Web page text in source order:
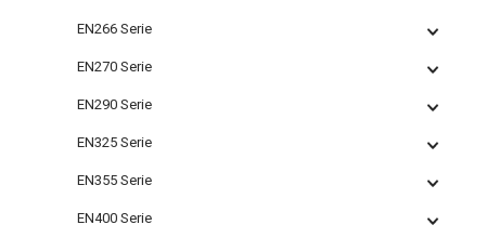
EN266 Serie
EN270 Serie
EN290 Serie
EN325 Serie
EN355 Serie
EN400 Serie